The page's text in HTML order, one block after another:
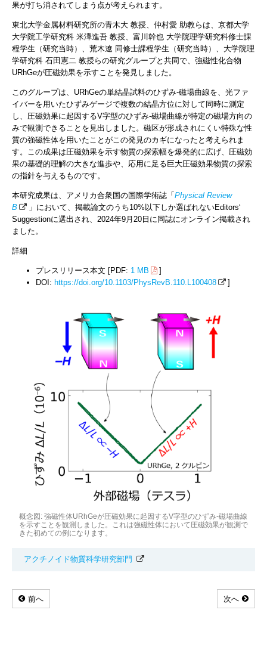
果が打ち消されてしまう点が考えられます。
東北大学金属材料研究所の青木大 教授、仲村愛 助教らは、京都大学
大学院工学研究科 米澤進吾 教授、富川幹也 大学院理学研究科修士課
程学生（研究当時）、荒木遼 同修士課程学生（研究当時）、大学院理
学研究科 石田憲二 教授らの研究グループと共同で、強磁性化合物
URhGeが圧磁効果を示すことを発見しました。
このグループは、URhGeの単結晶試料のひずみ-磁場曲線を、光ファ
イバーを用いたひずみゲージで複数の結晶方位に対して同時に測定
し、圧磁効果に起因するV字型のひずみ-磁場曲線が特定の磁場方向の
みで観測できることを見出しました。磁区が形成されにくい特殊な性
質の強磁性体を用いたことがこの発見のカギになったと考えられま
す。この成果は圧磁効果を示す物質の探索幅を爆発的に広げ、圧磁効
果の基礎的理解の大きな進歩や、応用に足る巨大圧磁効果物質の探索
の指針を与えるものです。
本研究成果は、アメリカ合衆国の国際学術誌「 Physical Review
B
」において、掲載論文のうち10%以下しか選ばれないEditors‘
Suggestionに選出され、2024年9月20日に同誌にオンライン掲載され
ました。
詳細
プレスリリース本文 [PDF: 1 MB
]
DOI: https://doi.org/10.1103/PhysRevB.110.L100408 ]
概念図: 強磁性体URhGeが圧磁効果に起因するV字型のひずみ-磁場曲線
を示すことを観測しました。これは強磁性体において圧磁効果が観測で
きた初めての例になります。
アクチノイド物質科学研究部門
前へ 次へ